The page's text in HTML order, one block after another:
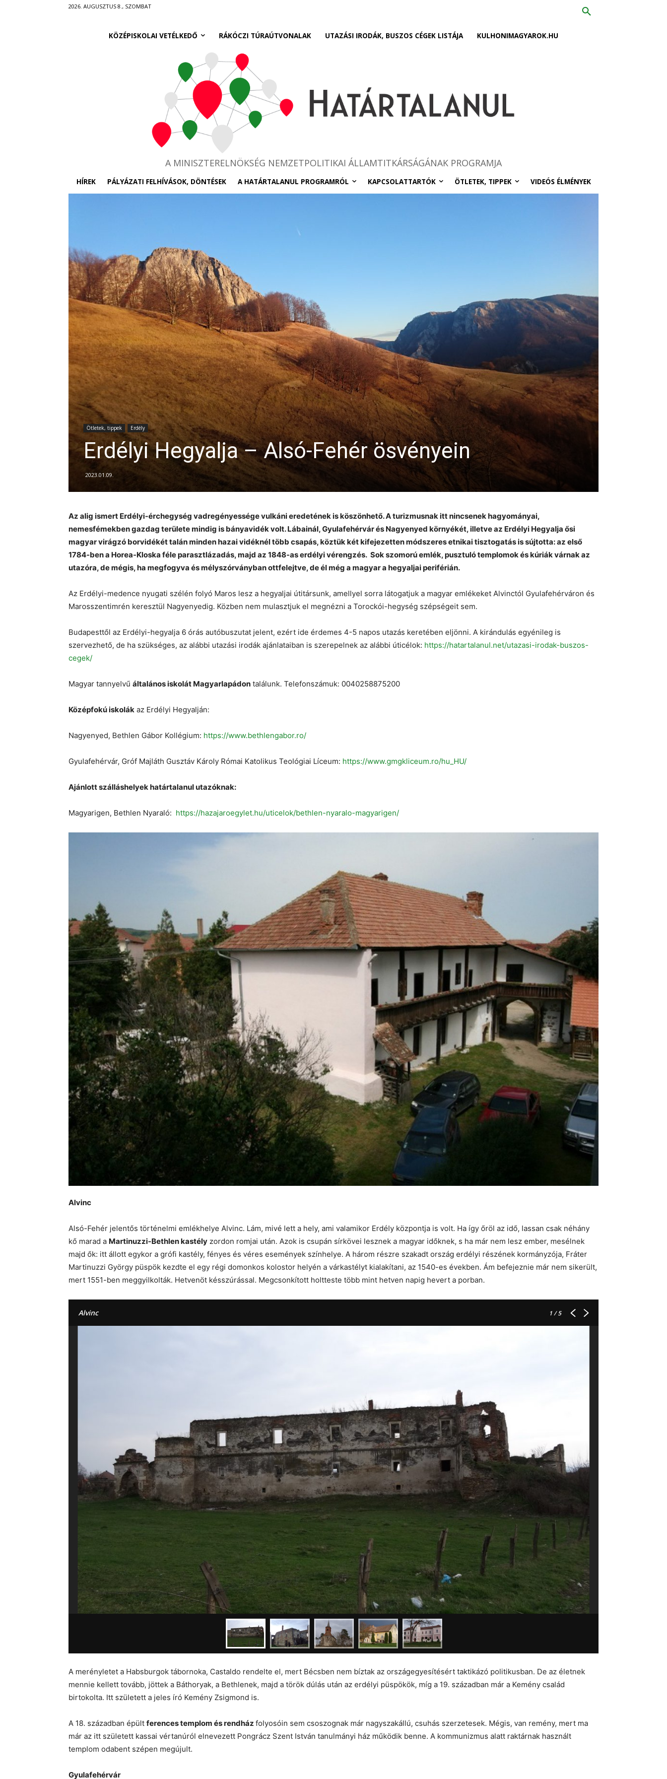
2026. AUGUSZTUS 8., SZOMBAT
KÖZÉPISKOLAI VETÉLKEDŐ RÁKÓCZI TÚRAÚTVONALAK UTAZÁSI IRODÁK, BUSZOS CÉGEK LISTÁJA KULHONIMAGYAROK.HU
A MINISZTERELNÖKSÉG NEMZETPOLITIKAI ÁLLAMTITKÁRSÁGÁNAK PROGRAMJA
HÍREK PÁLYÁZATI FELHÍVÁSOK, DÖNTÉSEK A HATÁRTALANUL PROGRAMRÓL KAPCSOLATTARTÓK ÖTLETEK, TIPPEK VIDEÓS ÉLMÉNYEK
Ötletek, tippek Erdély
Erdélyi Hegyalja – Alsó-Fehér ösvényein
2023.01.09.
Az alig ismert Erdélyi-érchegység vadregényessége vulkáni eredetének is köszönhető. A turizmusnak itt nincsenek hagyományai,
nemesfémekben gazdag területe mindig is bányavidék volt. Lábainál, Gyulafehérvár és Nagyenyed környékét, illetve az Erdélyi Hegyalja ősi
magyar virágzó borvidékét talán minden hazai vidéknél több csapás, köztük két kifejezetten módszeres etnikai tisztogatás is sújtotta: az első
1784-ben a Horea-Kloska féle parasztlázadás, majd az 1848-as erdélyi vérengzés. Sok szomorú emlék, pusztuló templomok és kúriák várnak az
utazóra, de mégis, ha megfogyva és mélyszórványban ottfelejtve, de él még a magyar a hegyaljai periférián.
Az Erdélyi-medence nyugati szélén folyó Maros lesz a hegyaljai útitársunk, amellyel sorra látogatjuk a magyar emlékeket Alvinctól Gyulafehérváron és
Marosszentimrén keresztül Nagyenyedig. Közben nem mulasztjuk el megnézni a Torockói-hegység szépségeit sem.
Budapesttől az Erdélyi-hegyalja 6 órás autóbuszutat jelent, ezért ide érdemes 4-5 napos utazás keretében eljönni. A kirándulás egyénileg is
szervezhető, de ha szükséges, az alábbi utazási irodák ajánlataiban is szerepelnek az alábbi úticélok: https://hatartalanul.net/utazasi-irodak-buszos-
cegek/
Magyar tannyelvű általános iskolát Magyarlapádon találunk. Telefonszámuk: 0040258875200
Középfokú iskolák az Erdélyi Hegyalján:
Nagyenyed, Bethlen Gábor Kollégium: https://www.bethlengabor.ro/
Gyulafehérvár, Gróf Majláth Gusztáv Károly Római Katolikus Teológiai Líceum: https://www.gmgkliceum.ro/hu_HU/
Ajánlott szálláshelyek határtalanul utazóknak:
Magyarigen, Bethlen Nyaraló: https://hazajaroegylet.hu/uticelok/bethlen-nyaralo-magyarigen/
Alvinc
Alsó-Fehér jelentős történelmi emlékhelye Alvinc. Lám, mivé lett a hely, ami valamikor Erdély központja is volt. Ha így őröl az idő, lassan csak néhány
kő marad a Martinuzzi-Bethlen kastély zordon romjai után. Azok is csupán sírkövei lesznek a magyar időknek, s ha már nem lesz ember, mesélnek
majd ők: itt állott egykor a grófi kastély, fényes és véres események színhelye. A három részre szakadt ország erdélyi részének kormányzója, Fráter
Martinuzzi György püspök kezdte el egy régi domonkos kolostor helyén a várkastélyt kialakítani, az 1540-es években. Ám befejeznie már nem sikerült,
mert 1551-ben meggyilkolták. Hetvenöt késszúrással. Megcsonkított holtteste több mint hetven napig hevert a porban.
Alvinc 1/ 5
A merényletet a Habsburgok tábornoka, Castaldo rendelte el, mert Bécsben nem bíztak az országegyesítésért taktikázó politikusban. De az életnek
mennie kellett tovább, jöttek a Báthoryak, a Bethlenek, majd a török dúlás után az erdélyi püspökök, míg a 19. században már a Kemény család
birtokolta. Itt született a jeles író Kemény Zsigmond is.
A 18. században épült ferences templom és rendház folyosóin sem csoszognak már nagyszakállú, csuhás szerzetesek. Mégis, van remény, mert ma
már az itt született kassai vértanúról elnevezett Pongrácz Szent István tanulmányi ház működik benne. A kommunizmus alatt raktárnak használt
templom odabent szépen megújult.
Gyulafehérvár